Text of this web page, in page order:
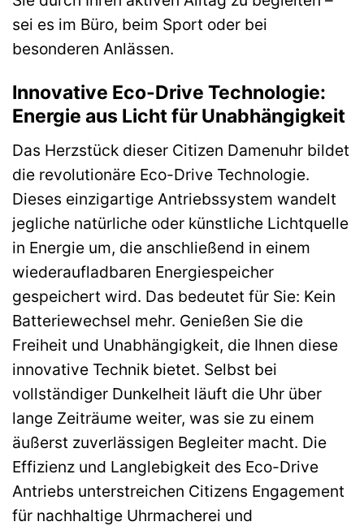
sei es im Büro, beim Sport oder bei
besonderen Anlässen.
Innovative Eco-Drive Technologie:
Energie aus Licht für Unabhängigkeit
Das Herzstück dieser Citizen Damenuhr bildet
die revolutionäre Eco-Drive Technologie.
Dieses einzigartige Antriebssystem wandelt
jegliche natürliche oder künstliche Lichtquelle
in Energie um, die anschließend in einem
wiederaufladbaren Energiespeicher
gespeichert wird. Das bedeutet für Sie: Kein
Batteriewechsel mehr. Genießen Sie die
Freiheit und Unabhängigkeit, die Ihnen diese
innovative Technik bietet. Selbst bei
vollständiger Dunkelheit läuft die Uhr über
lange Zeiträume weiter, was sie zu einem
äußerst zuverlässigen Begleiter macht. Die
Effizienz und Langlebigkeit des Eco-Drive
Antriebs unterstreichen Citizens Engagement
für nachhaltige Uhrmacherei und